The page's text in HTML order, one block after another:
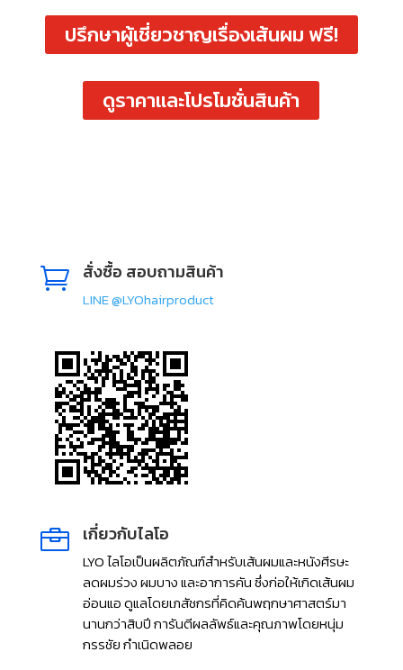
ปรึกษาผู้เชี่ยวชาญเรื่องเส้นผม ฟรี!
ดูราคาและโปรโมชั่นสินค้า
 สั่งซื้อ สอบถามสินค้า
LINE @LYOhairproduct
 เกี่ยวกับไลโอ
LYO ไลโอเป็นผลิตภัณฑ์สำหรับเส้นผมและหนังศีรษะ
ลดผมร่วง ผมบาง และอาการคัน ซึ่งก่อให้เกิดเส้นผม
อ่อนแอ ดูแลโดยเภสัชกรที่คิดค้นพฤกษาศาสตร์มา
นานกว่าสิบปี การันตีผลลัพธ์และคุณภาพโดยหนุ่ม
กรรชัย กำเนิดพลอย